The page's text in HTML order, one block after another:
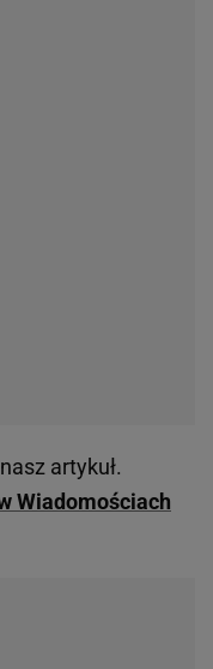
artykuł.
Wiadomościach